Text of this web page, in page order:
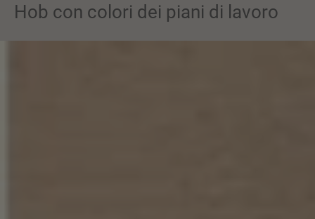
Hob con colori dei piani di lavoro